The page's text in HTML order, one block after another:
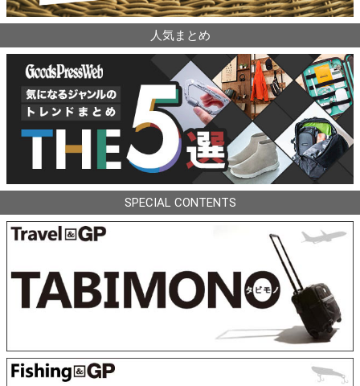
人気まとめ
SPECIAL CONTENTS